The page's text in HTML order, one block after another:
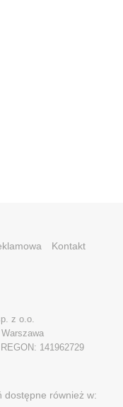
Kontakt
z o.o.
141962729
dostępne również w: